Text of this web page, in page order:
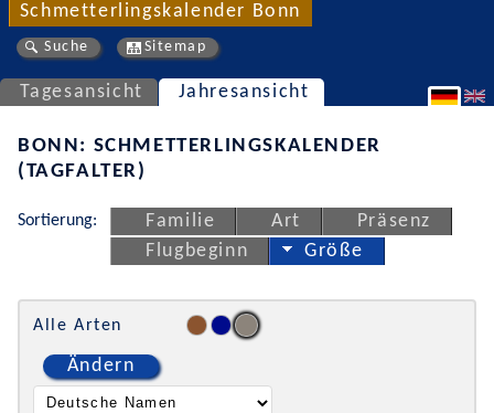
Schmetterlingskalender Bonn
Suche Sitemap
Tagesansicht Jahresansicht
BONN: SCHMETTERLINGSKALENDER
(TAGFALTER)
Sortierung: Familie Art
Präsenz
Flugbeginn
Größe
Alle Arten
Ändern